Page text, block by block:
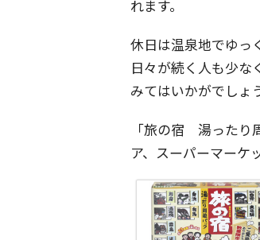
れます。
休日は温泉地でゆっ
日々が続く人も少な
みてはいかがでしょ
「旅の宿 湯ったり
ア、スーパーマーケ